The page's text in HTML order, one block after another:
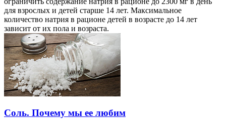
для взрослых и детей старше 14 лет. Максимальное
количество натрия в рационе детей в возрасте до 14 лет
зависит от их пола и возраста.
Соль. Почему мы ее любим